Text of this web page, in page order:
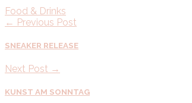
Food & Drinks
← Previous Post
SNEAKER RELEASE
Next Post →
KUNST AM SONNTAG